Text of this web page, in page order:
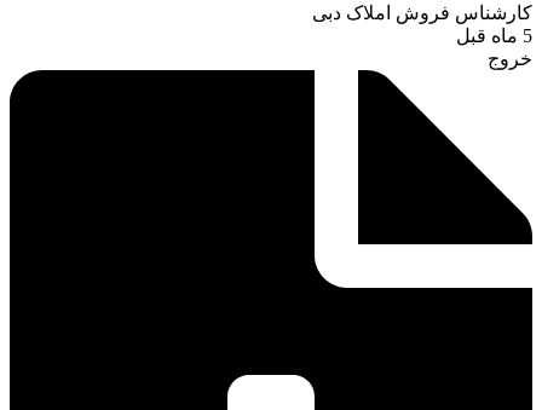
کارشناس فروش املاک دبی
5 ماه قبل
خروج